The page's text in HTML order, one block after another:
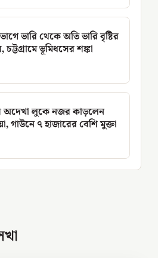
ভারি থেকে অতি ভারি বৃষ্টির
ভূমিধসের শঙ্কা
অদেখা লুকে নজর কাড়লেন
গাউনে ৭ হাজারের বেশি মুক্তা